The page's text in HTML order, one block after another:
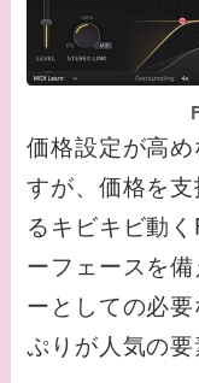
価格設定が高
すが、価格を
るキビキビ動
ーフェースを
ーとしての必
ぷりが人気の要